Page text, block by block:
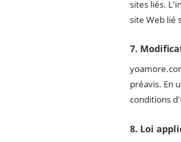
sites liés.
site Web lié
7.
préavis. En
conditions
8. Loi